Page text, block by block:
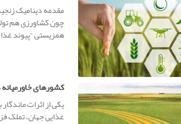
مقدمه دینامیک
چون کشاورزی هم
همزیستی “پیوند
کشورهای
غذایی جهان، تملک